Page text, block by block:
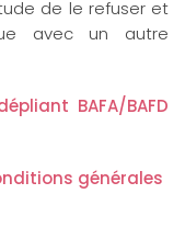
de le refuser et
avec un autre
BAFA/BAFD
générales